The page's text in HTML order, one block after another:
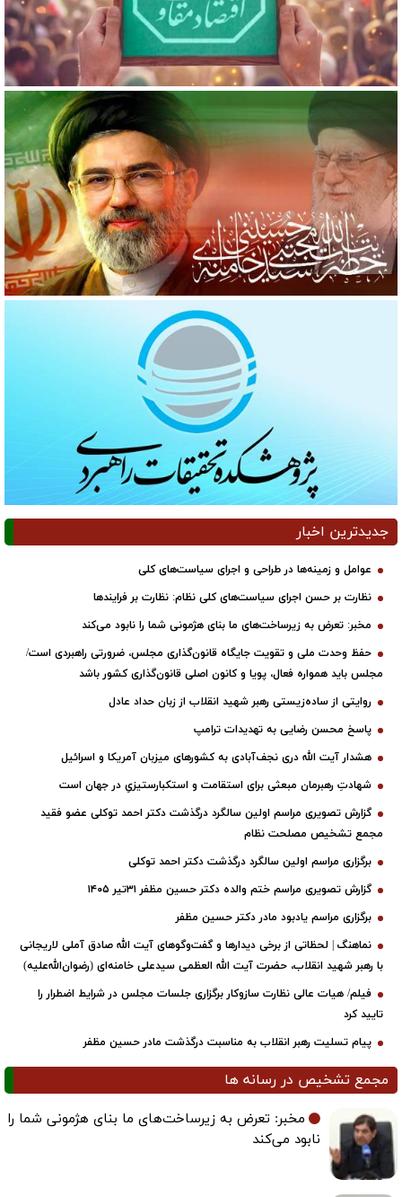
جدیدترین اخبار
عوامل و زمینه‌ها در طراحی و اجرای سیاست‌های کلی
نظارت بر حسن اجرای سیاست‌های کلی نظام: نظارت بر فرایندها
مخبر: تعرض به زیرساخت‌های ما بنای هژمونی شما را نابود می‌کند
حفظ وحدت ملی و تقویت جایگاه قانون‌گذاری مجلس، ضرورتی راهبردی است/
مجلس باید همواره فعال، پویا و کانون اصلی قانون‌گذاری کشور باشد
روایتی از ساده‌زیستی رهبر شهید انقلاب از زبان حداد عادل
پاسخ محسن رضایی به تهدیدات ترامپ
هشدار آیت الله دری نجف‌آبادی به کشورهای میزبان آمریکا و اسرائیل
شهادتِ رهبرمان مبعثی برای استقامت و استکبارستیزیِ در جهان است
گزارش تصویری مراسم اولین سالگرد درگذشت دکتر احمد توکلی عضو فقید
مجمع تشخیص مصلحت نظام
برگزاری مراسم اولین سالگرد درگذشت دکتر احمد توکلی
گزارش تصویری مراسم ختم والده دکتر حسین مظفر ۳۱تیر ۱۴۰۵
برگزاری مراسم یادبود مادر دکتر حسین مظفر
نماهنگ | لحظاتی از برخی دیدارها و گفت‌وگوهای آیت ‌الله صادق آملی لاریجانی
با رهبر شهید انقلاب، حضرت آیت‌ الله العظمی سیدعلی خامنه‌ای (رضوان‌الله‌علیه)
فیلم/ هیات عالی نظارت سازوکار برگزاری جلسات مجلس در شرایط اضطرار را
تایید کرد
پیام تسلیت رهبر انقلاب به مناسبت درگذشت مادر حسین مظفر
مجمع تشخیص در رسانه ها
مخبر: تعرض به زیرساخت‌های ما بنای هژمونی شما را
نابود می‌کند